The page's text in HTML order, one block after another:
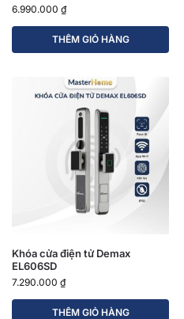
6.990.000 ₫
THÊM GIỎ HÀNG
Khóa cửa điện tử Demax
EL606SD
7.290.000 ₫
THÊM GIỎ HÀNG